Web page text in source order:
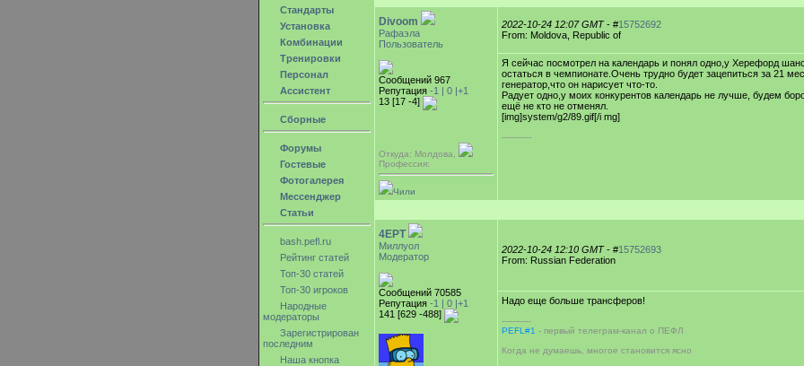
Стандарты
Установка
Комбинации
Тренировки
Персонал
Ассистент
Сборные
Форумы
Гостевые
Фотогалерея
Мессенджер
Статьи
bash.pefl.ru
Рейтинг статей
Топ-30 статей
Топ-30 игроков
Народные
модераторы
Зарегистрирован
последним
Наша кнопка
Divoom
Рафаэла
Пользователь
Сообщений 967
Репутация -1 | 0 |+1
13 [17 -4]
Откуда: Молдова,
Профессия:
Чили
2022-10-24 12:07 GMT- #15752692
From: Moldova, Republic of
Я сейчас посмотрел на календарь и понял одно,у Херефорд
остаться в чемпионате.Очень трудно будет зацепиться за 21
генератор,что он нарисует что-то.
Радует одно,у моих конкурентов календарь не лучше, будем
ещё не кто не отменял.
[img]system/g2/89.gif[/i mg]
-----------
4EPT
Миллуол
Модератор
Сообщений 70585
Репутация -1 | 0 |+1
141 [629 -488]
2022-10-24 12:10 GMT- #15752693
From: Russian Federation
Надо еще больше трансферов!
-----------
PEFL#1 - первый телеграм-канал о ПЕФЛ
Когда не думаешь, многое становится ясно